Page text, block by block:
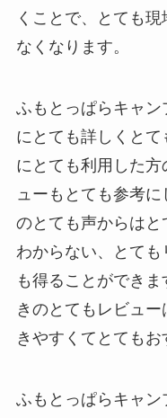
くことで、とても
なくなります。
ふもとっぱらキャン
にとても詳しくと
にとても利用した
ューもとても参考
のとても声からはと
わからない、とて
も得ることができ
きのとてもレビュ
きやすくてとてもお
ふもとっぱらキャ